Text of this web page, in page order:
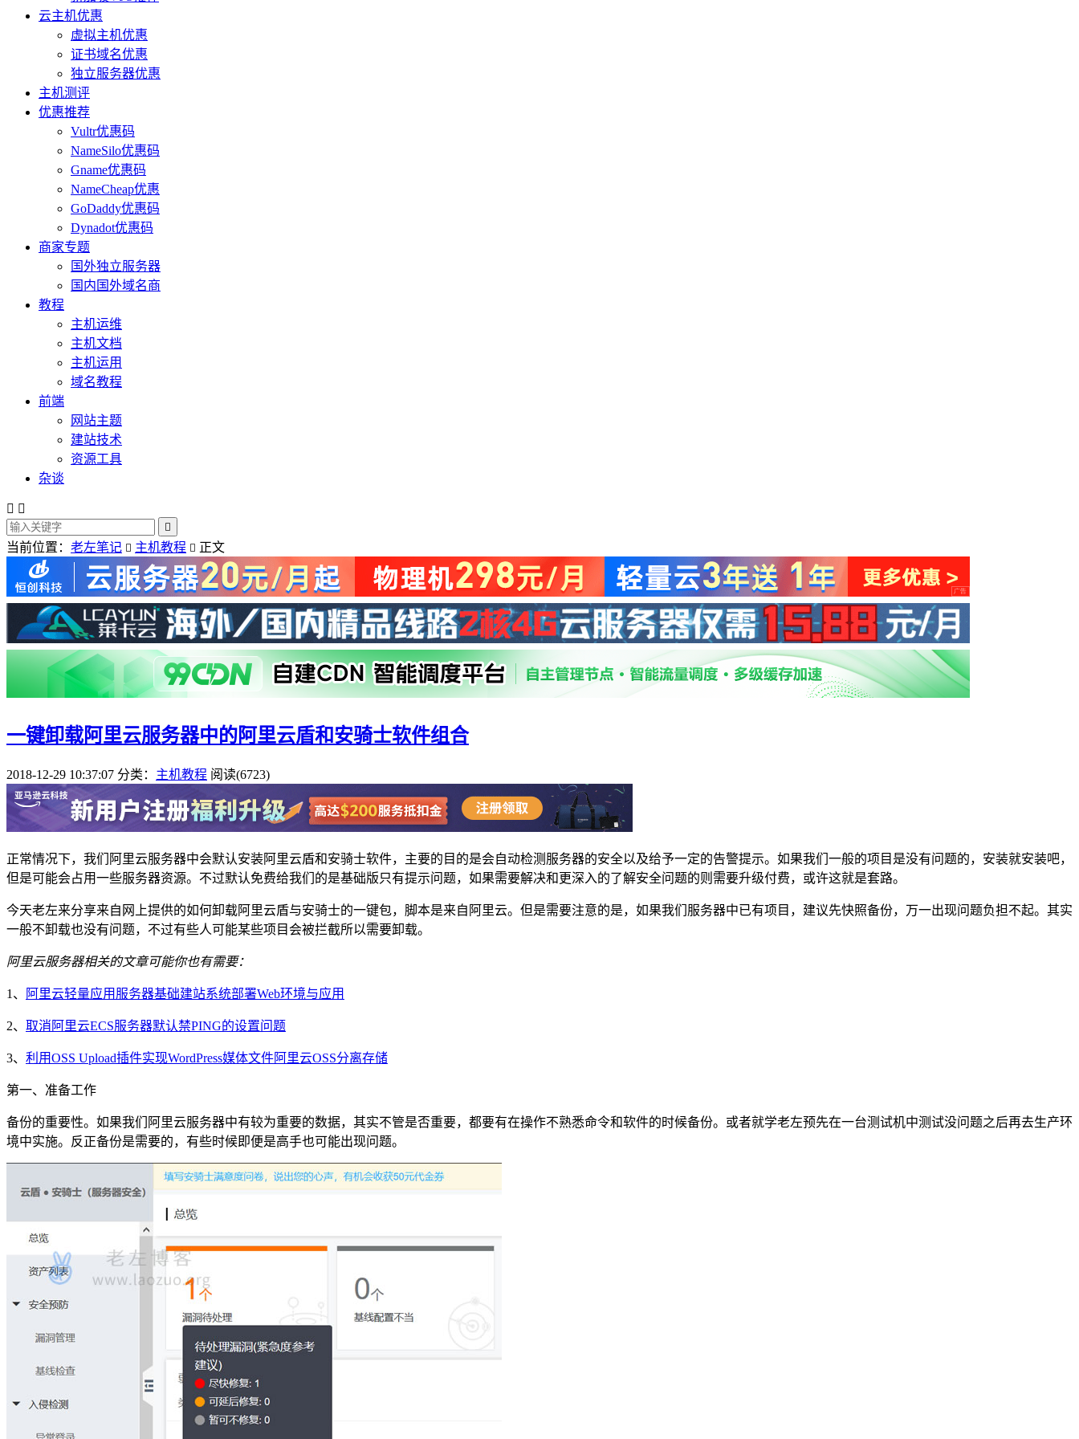
云主机优惠
虚拟主机优惠
证书域名优惠
独立服务器优惠
主机测评
优惠推荐
Vultr优惠码
NameSilo优惠码
Gname优惠码
NameCheap优惠
GoDaddy优惠码
Dynadot优惠码
商家专题
国外独立服务器
国内国外域名商
教程
主机运维
主机文档
主机运用
域名教程
前端
网站主题
建站技术
资源工具
杂谈
 

当前位置： 老左笔记  主机教程  正文
一键卸载阿里云服务器中的阿里云盾和安骑士软件组合
2018-12-29 10:37:07 分类： 主机教程 阅读(6723)
正常情况下，我们阿里云服务器中会默认安装阿里云盾和安骑士软件，主要的目的是会自动检测服务器的安全以及给予一定的告警提示。如果我们一般的项目是没有问题的，安装就安装吧，
但是可能会占用一些服务器资源。不过默认免费给我们的是基础版只有提示问题，如果需要解决和更深入的了解安全问题的则需要升级付费，或许这就是套路。
今天老左来分享来自网上提供的如何卸载阿里云盾与安骑士的一键包，脚本是来自阿里云。但是需要注意的是，如果我们服务器中已有项目，建议先快照备份，万一出现问题负担不起。其实
一般不卸载也没有问题，不过有些人可能某些项目会被拦截所以需要卸载。
阿里云服务器相关的文章可能你也有需要：
1、 阿里云轻量应用服务器基础建站系统部署Web环境与应用
2、 取消阿里云ECS服务器默认禁PING的设置问题
3、 利用OSS Upload插件实现WordPress媒体文件阿里云OSS分离存储
第一、准备工作
备份的重要性。如果我们阿里云服务器中有较为重要的数据，其实不管是否重要，都要有在操作不熟悉命令和软件的时候备份。或者就学老左预先在一台测试机中测试没问题之后再去生产环
境中实施。反正备份是需要的，有些时候即便是高手也可能出现问题。